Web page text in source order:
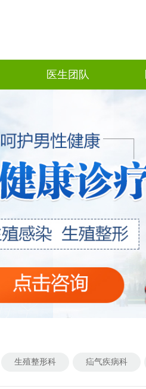
医生团队
生殖整形科 疝气疾病科